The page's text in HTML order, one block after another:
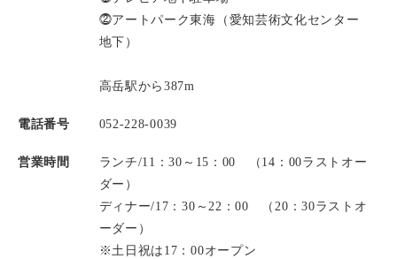
⓶アートパーク東海（愛知芸術文化センター
地下）
高岳駅から387m
電話番号 052-228-0039
営業時間
ランチ/11：30～15：00 （14：00ラストオー
ダー）
ディナー/17：30～22：00 （20：30ラストオ
ーダー）
※土日祝は17：00オープン